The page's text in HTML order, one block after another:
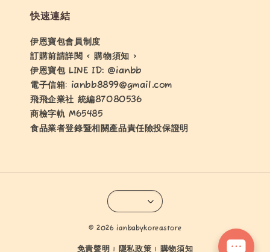
快速連結
伊恩寶包會員制度
訂購前請詳閱 < 購物須知 >
伊恩寶包 LINE ID: @ianbb
電子信箱: ianbb8899@gmail.com
飛飛企業社 統編87080536
商檢字軌 M65485
食品業者登錄暨相關產品責任險投保證明
© 2026 ianbabykoreastore
免責聲明 | 隱私政策 | 購物須知